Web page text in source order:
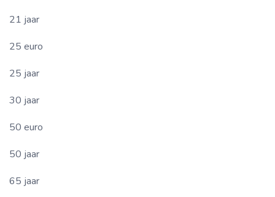
21 jaar
25 euro
25 jaar
30 jaar
50 euro
50 jaar
65 jaar